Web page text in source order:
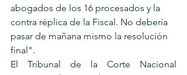
abogados de los 16 procesados y la
contra réplica de la Fiscal. No debería
pasar de mañana mismo la resolución
final".
El Tribunal de la Corte Nacional